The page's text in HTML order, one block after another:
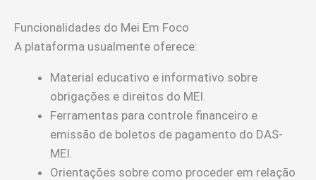
Funcionalidades do Mei Em Foco
A plataforma usualmente oferece:
Material educativo e informativo sobre
obrigações e direitos do MEI.
Ferramentas para controle financeiro e
emissão de boletos de pagamento do DAS-
MEI.
Orientações sobre como proceder em relação